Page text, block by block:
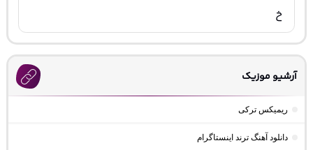
خ
آرشیو موزیک
ریمیکس ترکی
دانلود آهنگ ترند اینستاگرام